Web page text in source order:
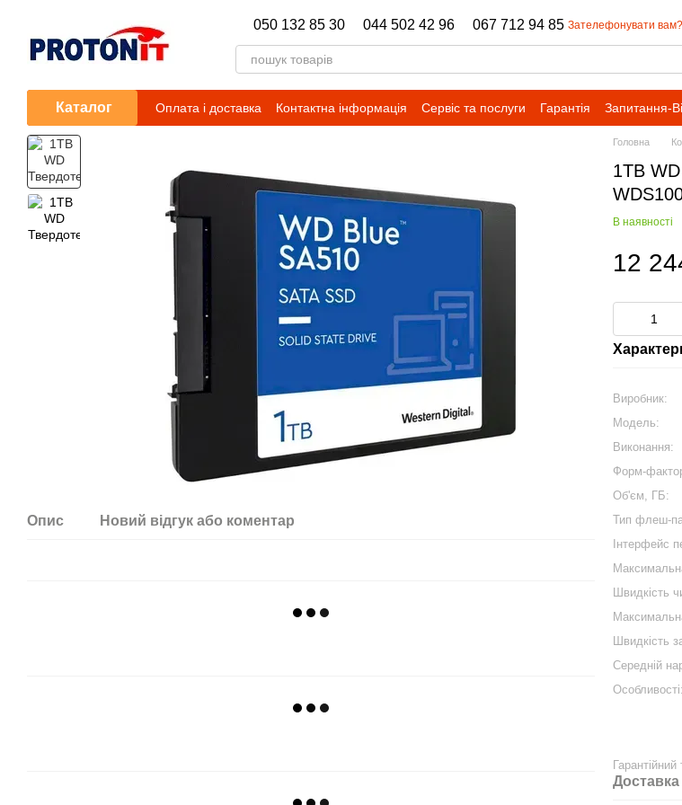
050 132 85 30 044 502 42 96 067 712 94 85 Зателефонувати вам?
Каталог Оплата і доставка Контактна інформація Сервіс та послуги Гарантія Запитання-
Опис Новий відгук або коментар
Головна
1TB
В наявності
12
Виробник:
Модель:
Виконання:
Форм-
Об'єм, ГБ:
Тип флеш-
Інтерфейс
Швидкість
Швидкість
Середній
Особливості:
Доставка